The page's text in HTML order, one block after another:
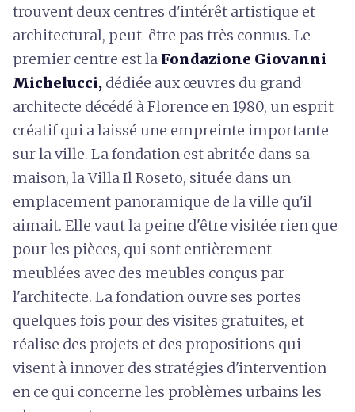
trouvent deux centres d'intérêt artistique et
architectural, peut-être pas très connus. Le
premier centre est la Fondazione Giovanni
Michelucci, dédiée aux œuvres du grand
architecte décédé à Florence en 1980, un esprit
créatif qui a laissé une empreinte importante
sur la ville. La fondation est abritée dans sa
maison, la Villa Il Roseto, située dans un
emplacement panoramique de la ville qu'il
aimait. Elle vaut la peine d'être visitée rien que
pour les pièces, qui sont entièrement
meublées avec des meubles conçus par
l'architecte. La fondation ouvre ses portes
quelques fois pour des visites gratuites, et
réalise des projets et des propositions qui
visent à innover des stratégies d'intervention
en ce qui concerne les problèmes urbains les